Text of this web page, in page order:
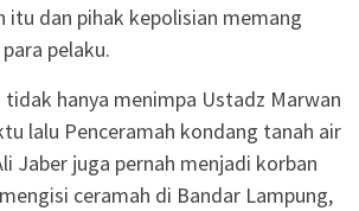
itu dan pihak kepolisian memang
pelaku.
hanya menimpa Ustadz Marwan
lalu Penceramah kondang tanah air
Jaber juga pernah menjadi korban
ceramah di Bandar Lampung,